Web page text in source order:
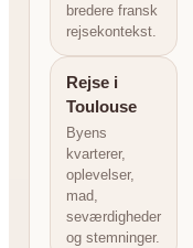
bredere fransk
rejsekontekst.
Rejse i
Toulouse
Byens
kvarterer,
oplevelser,
mad,
seværdigheder
og stemninger.